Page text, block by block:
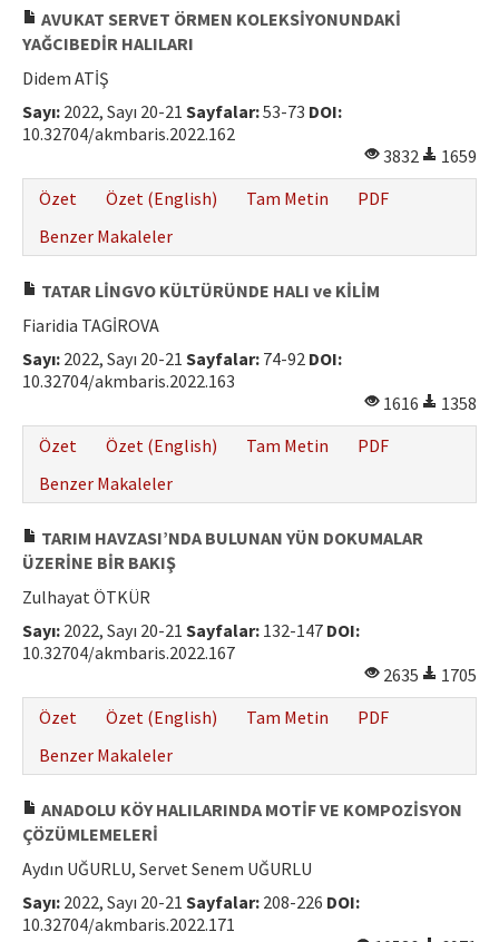
AVUKAT SERVET ÖRMEN KOLEKSİYONUNDAKİ
YAĞCIBEDİR HALILARI
Didem ATİŞ
Sayı: 2022, Sayı 20-21 Sayfalar:53-73 DOI:
10.32704/akmbaris.2022.162
3832
1659
Özet
Özet (English) Tam Metin
PDF
Benzer Makaleler
TATAR LİNGVO KÜLTÜRÜNDE HALI ve KİLİM
Fiaridia TAGİROVA
Sayı: 2022, Sayı 20-21 Sayfalar: 74-92 DOI:
10.32704/akmbaris.2022.163
1616
1358
Özet
Özet (English) Tam Metin
PDF
Benzer Makaleler
TARIM HAVZASI’NDA BULUNAN YÜN DOKUMALAR
ÜZERİNE BİR BAKIŞ
Zulhayat ÖTKÜR
Sayı: 2022, Sayı 20-21 Sayfalar: 132-147 DOI:
10.32704/akmbaris.2022.167
2635
1705
Özet
Özet (English) Tam Metin
PDF
Benzer Makaleler
ANADOLU KÖY HALILARINDA MOTİF VE KOMPOZİSYON
ÇÖZÜMLEMELERİ
Aydın UĞURLU, Servet Senem UĞURLU
Sayı: 2022, Sayı 20-21 Sayfalar: 208-226 DOI:
10.32704/akmbaris.2022.171